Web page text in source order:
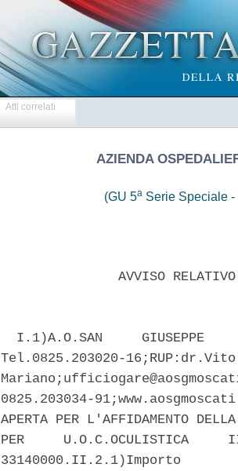
Atti correlati
AZIENDA
(GU 5aSerie Speciale -
AVVISO
I.1)A.O.SAN     GIUSEPPE
Tel.0825.203020-16;RUP:dr.Vito
0825.203034-
APERTA PER L'AFFIDAMENTO
PER     U.O.C.OCULISTICA
33140000.II.2.1)Importo